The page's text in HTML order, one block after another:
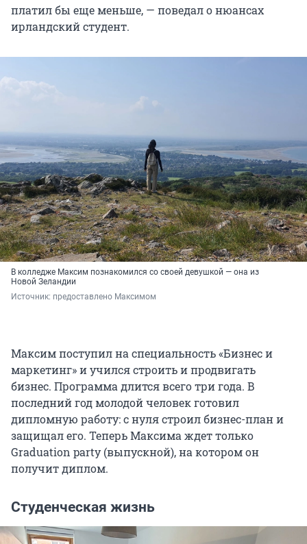
платил бы еще меньше, — поведал о нюансах
ирландский студент.
В колледже Максим познакомился со своей девушкой — она из
Новой Зеландии
Источник: предоставлено Максимом
Максим поступил на специальность «Бизнес и
маркетинг» и учился строить и продвигать
бизнес. Программа длится всего три года. В
последний год молодой человек готовил
дипломную работу: с нуля строил бизнес-план и
защищал его. Теперь Максима ждет только
Graduation party (выпускной), на котором он
получит диплом.
Студенческая жизнь